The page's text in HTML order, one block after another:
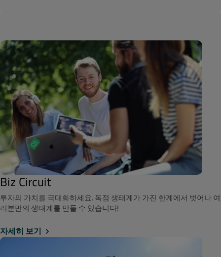
Biz Circuit
투자의 가치를 극대화하세요. 독점 생태계가 가진 한계에서 벗어나 여
러분만의 생태계를 만들 수 있습니다!
자세히 보기